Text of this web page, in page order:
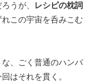
うが、
レシピの枕詞
れこの宇宙を呑みこむ
、ごく普通のハンバ
はそれを貫く。